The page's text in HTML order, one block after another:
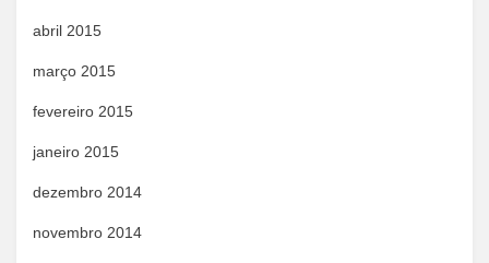
abril 2015
março 2015
fevereiro 2015
janeiro 2015
dezembro 2014
novembro 2014